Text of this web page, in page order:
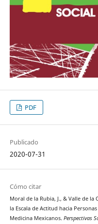
PDF
Publicado
2020-07-31
Cómo citar
Moral de la Rubia, J., & Valle de la
la Escala de Actitud hacia
Medicina Mexicanos. Perspectivas